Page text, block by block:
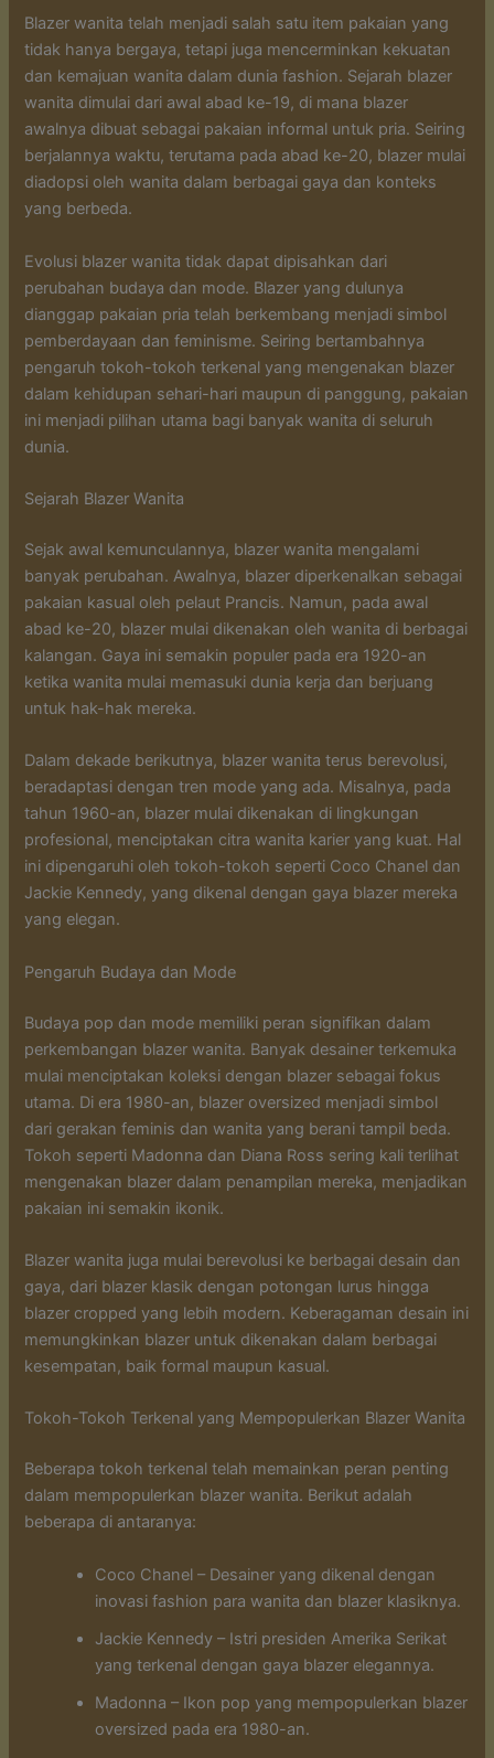
Blazer wanita telah menjadi salah satu item pakaian yang
tidak hanya bergaya, tetapi juga mencerminkan kekuatan
dan kemajuan wanita dalam dunia fashion. Sejarah blazer
wanita dimulai dari awal abad ke-19, di mana blazer
awalnya dibuat sebagai pakaian informal untuk pria. Seiring
berjalannya waktu, terutama pada abad ke-20, blazer mulai
diadopsi oleh wanita dalam berbagai gaya dan konteks
yang berbeda.
Evolusi blazer wanita tidak dapat dipisahkan dari
perubahan budaya dan mode. Blazer yang dulunya
dianggap pakaian pria telah berkembang menjadi simbol
pemberdayaan dan feminisme. Seiring bertambahnya
pengaruh tokoh-tokoh terkenal yang mengenakan blazer
dalam kehidupan sehari-hari maupun di panggung, pakaian
ini menjadi pilihan utama bagi banyak wanita di seluruh
dunia.
Sejarah Blazer Wanita
Sejak awal kemunculannya, blazer wanita mengalami
banyak perubahan. Awalnya, blazer diperkenalkan sebagai
pakaian kasual oleh pelaut Prancis. Namun, pada awal
abad ke-20, blazer mulai dikenakan oleh wanita di berbagai
kalangan. Gaya ini semakin populer pada era 1920-an
ketika wanita mulai memasuki dunia kerja dan berjuang
untuk hak-hak mereka.
Dalam dekade berikutnya, blazer wanita terus berevolusi,
beradaptasi dengan tren mode yang ada. Misalnya, pada
tahun 1960-an, blazer mulai dikenakan di lingkungan
profesional, menciptakan citra wanita karier yang kuat. Hal
ini dipengaruhi oleh tokoh-tokoh seperti Coco Chanel dan
Jackie Kennedy, yang dikenal dengan gaya blazer mereka
yang elegan.
Pengaruh Budaya dan Mode
Budaya pop dan mode memiliki peran signifikan dalam
perkembangan blazer wanita. Banyak desainer terkemuka
mulai menciptakan koleksi dengan blazer sebagai fokus
utama. Di era 1980-an, blazer oversized menjadi simbol
dari gerakan feminis dan wanita yang berani tampil beda.
Tokoh seperti Madonna dan Diana Ross sering kali terlihat
mengenakan blazer dalam penampilan mereka, menjadikan
pakaian ini semakin ikonik.
Blazer wanita juga mulai berevolusi ke berbagai desain dan
gaya, dari blazer klasik dengan potongan lurus hingga
blazer cropped yang lebih modern. Keberagaman desain ini
memungkinkan blazer untuk dikenakan dalam berbagai
kesempatan, baik formal maupun kasual.
Tokoh-Tokoh Terkenal yang Mempopulerkan Blazer Wanita
Beberapa tokoh terkenal telah memainkan peran penting
dalam mempopulerkan blazer wanita. Berikut adalah
beberapa di antaranya:
Coco Chanel – Desainer yang dikenal dengan
inovasi fashion para wanita dan blazer klasiknya.
Jackie Kennedy – Istri presiden Amerika Serikat
yang terkenal dengan gaya blazer elegannya.
Madonna – Ikon pop yang mempopulerkan blazer
oversized pada era 1980-an.